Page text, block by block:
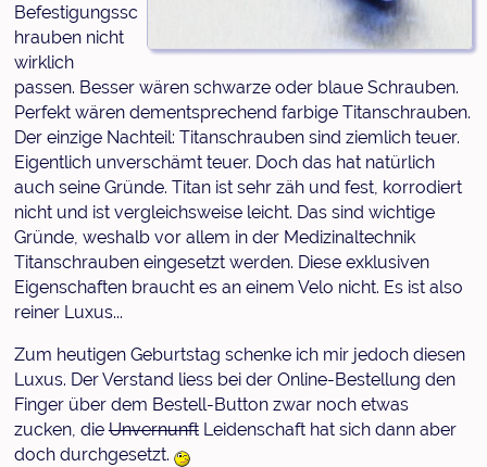
Befestigungssc
hrauben nicht
wirklich
passen. Besser wären schwarze oder blaue Schrauben.
Perfekt wären dementsprechend farbige Titanschrauben.
Der einzige Nachteil: Titanschrauben sind ziemlich teuer.
Eigentlich unverschämt teuer. Doch das hat natürlich
auch seine Gründe. Titan ist sehr zäh und fest, korrodiert
nicht und ist vergleichsweise leicht. Das sind wichtige
Gründe, weshalb vor allem in der Medizinaltechnik
Titanschrauben eingesetzt werden. Diese exklusiven
Eigenschaften braucht es an einem Velo nicht. Es ist also
reiner Luxus...
Zum heutigen Geburtstag schenke ich mir jedoch diesen
Luxus. Der Verstand liess bei der Online-Bestellung den
Finger über dem Bestell-Button zwar noch etwas
zucken, dieUnvernunftLeidenschaft hat sich dann aber
doch durchgesetzt.